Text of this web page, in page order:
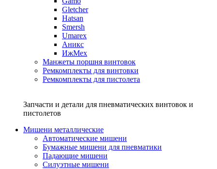
Gletcher
Hatsan
Smersh
Umarex
Аникс
ИжМех
Манжеты поршня винтовок
Ремкомплекты для винтовки
Ремкомплекты для пистолета
Запчасти и детали для пневматических винтовок и
пистолетов
Мишени металлические
Автоматические мишени
Бумажные мишени для пневматики
Падающие мишени
Силуэтные мишени